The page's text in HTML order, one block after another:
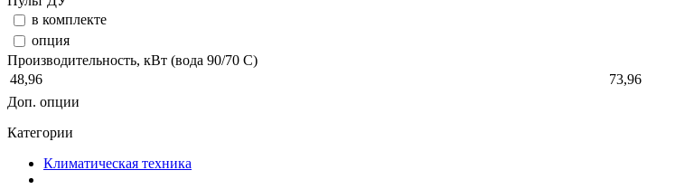
в комплекте
опция
Производительность, кВт (вода 90/70 С)
48,96
73,96
Доп. опции
Категории
Климатическая техника